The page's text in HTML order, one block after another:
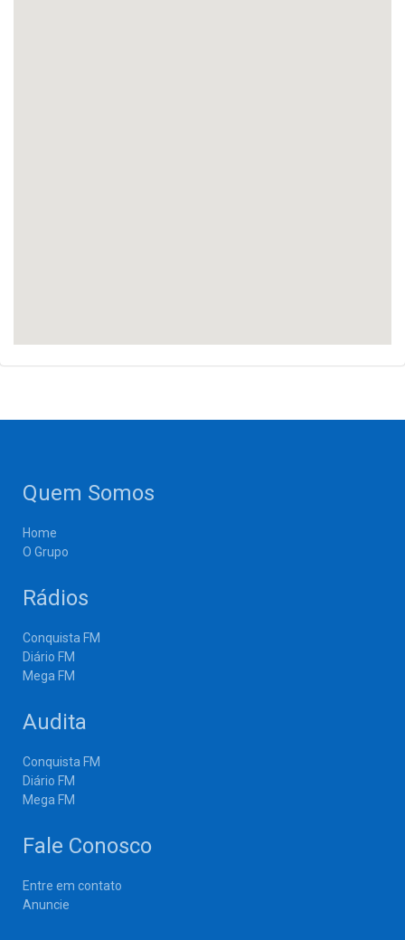
Quem Somos
Home
O Grupo
Rádios
Conquista FM
Diário FM
Mega FM
Audita
Conquista FM
Diário FM
Mega FM
Fale Conosco
Entre em contato
Anuncie